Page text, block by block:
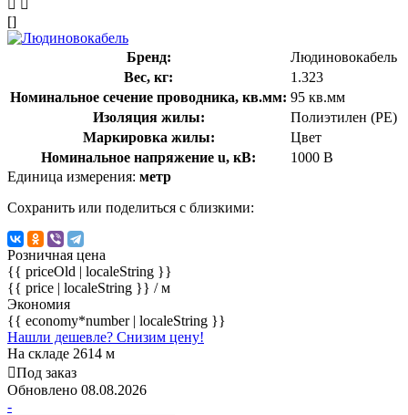
[]
Бренд:
Людиновокабель
Вес, кг:
1.323
Номинальное сечение проводника, кв.мм: 95 кв.мм
Изоляция жилы:
Полиэтилен (PE)
Маркировка жилы:
Цвет
Номинальное напряжение u, кВ:
1000 В
Единица измерения: метр
Сохранить или поделиться с близкими:
Розничная цена
{{ priceOld | localeString }}
{{ price | localeString }} / м
Экономия
{{ economy*number | localeString }}
Нашли дешевле? Снизим цену!
На складе 2614 м
Под заказ
Обновлено 08.08.2026
-